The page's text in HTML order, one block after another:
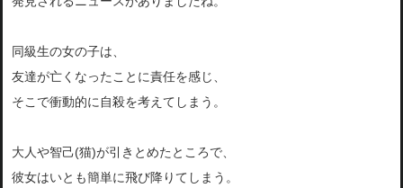
同級生の女の子は、
友達が亡くなったことに責任を感じ、
そこで衝動的に自殺を考えてしまう。
大人や智己(猫)が引きとめたところで、
彼女はいとも簡単に飛び降りてしまう。